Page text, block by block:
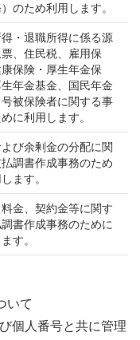
のため利用します。
・退職所得に係る源
、住民税、雇用保
康保険・厚生年金保
生年金基金、国民年金
被保険者に関する事
に利用します。
び余剰金の分配に関
調書作成事務のため
ます。
金、契約金等に関す
書作成事務のために
す。
いて
個人番号と共に管理